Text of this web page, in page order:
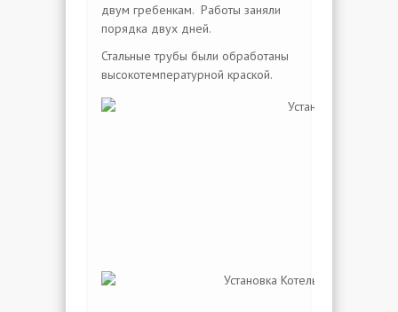
двум гребенкам. Работы заняли
порядка двух дней.
Стальные трубы были обработаны
высокотемпературной краской.